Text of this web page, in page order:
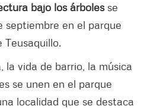
bajo los árbolesse
septiembre en el parque
Teusaquillo.
la vida de barrio, la música
se unen en el parque
localidad que se destaca